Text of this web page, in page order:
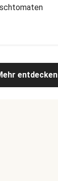
entdecken